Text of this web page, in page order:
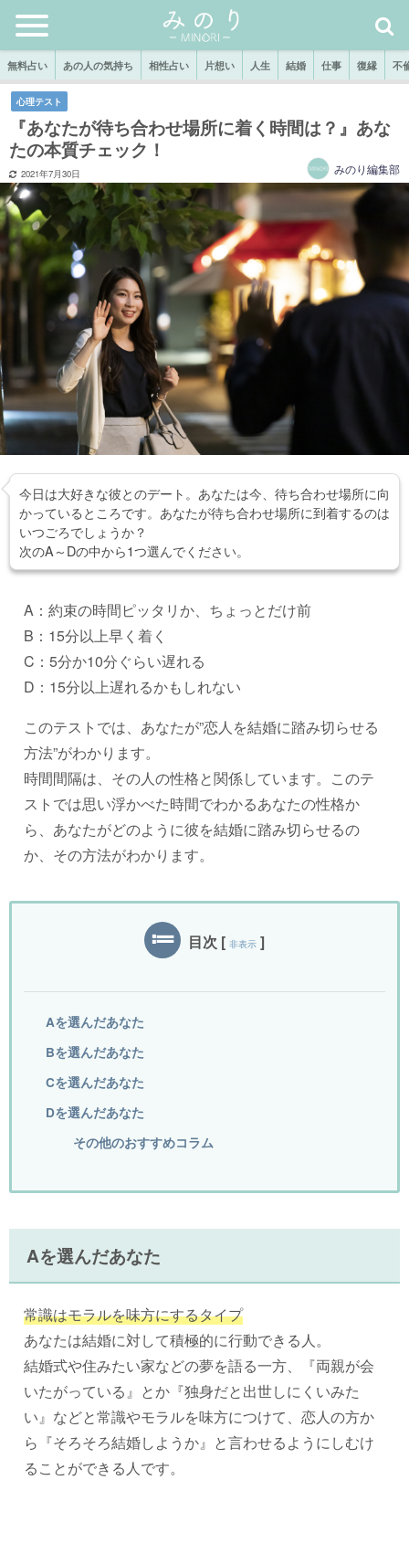
無料占い あの人の気持ち 相性占い 片想い 人生 結婚 仕事 復縁 不
心理テスト
『あなたが待ち合わせ場所に着く時間は？』あな
たの本質チェック！
2021年7月30日 みのり編集部
今日は大好きな彼とのデート。あなたは今、待ち合わせ場所に向
かっているところです。あなたが待ち合わせ場所に到着するのは
いつごろでしょうか？
次のA～Dの中から1つ選んでください。
A：約束の時間ピッタリか、ちょっとだけ前
B：15分以上早く着く
C：5分か10分ぐらい遅れる
D：15分以上遅れるかもしれない
このテストでは、あなたが”恋人を結婚に踏み切らせる
方法”がわかります。
時間間隔は、その人の性格と関係しています。このテ
ストでは思い浮かべた時間でわかるあなたの性格か
ら、あなたがどのように彼を結婚に踏み切らせるの
か、その方法がわかります。
目次 [ 非表示 ]
Aを選んだあなた
Bを選んだあなた
Cを選んだあなた
Dを選んだあなた
その他のおすすめコラム
Aを選んだあなた
常識はモラルを味方にするタイプ
あなたは結婚に対して積極的に行動できる人。
結婚式や住みたい家などの夢を語る一方、『両親が会
いたがっている』とか『独身だと出世しにくいみた
い』などと常識やモラルを味方につけて、恋人の方か
ら『そろそろ結婚しようか』と言わせるようにしむけ
ることができる人です。